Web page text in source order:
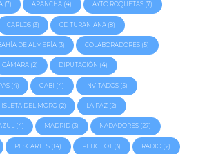
(7) ARANCHA (4) AYTO ROQUETAS (7)
CARLOS(3) CD TURANIANA (8)
DE ALMERÍA(3) COLABORADORES (5)
CÁMARA (2) DIPUTACIÓN (4)
(4) GABI (4) INVITADOS (5)
ISLETA DEL MORO(2) LA PAZ (2)
(4) MADRID (3) NADADORES (27)
PESCARTES (14) PEUGEOT (3) RADIO (2)